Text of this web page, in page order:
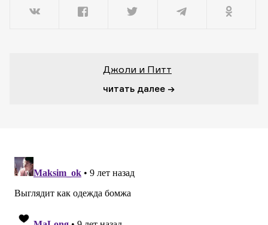
Джоли и Питт
читать далее →